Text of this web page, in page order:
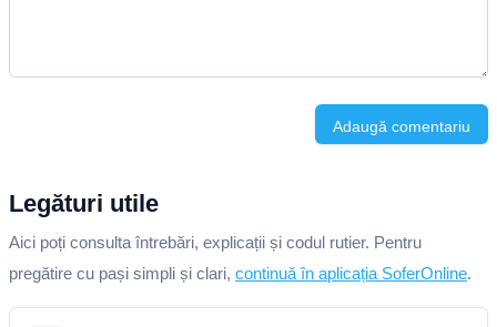
Adaugă comentariu
Legături utile
Aici poți consulta întrebări, explicații și codul rutier. Pentru
pregătire cu pași simpli și clari, continuă în aplicația SoferOnline.